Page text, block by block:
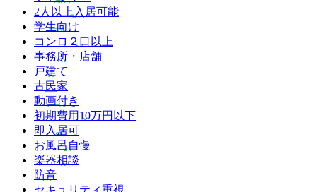
2人以上入居可能
学生向け
コンロ２口以上
事務所・店舗
戸建て
古民家
動画付き
初期費用10万円以下
即入居可
お風呂自慢
楽器相談
防音